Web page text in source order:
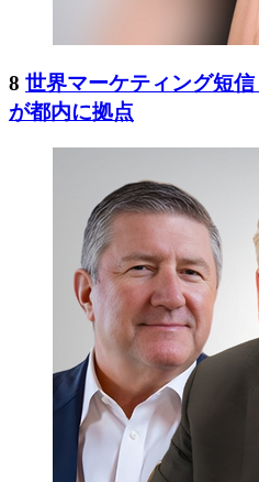
8 世界マーケティング短
が都内に拠点